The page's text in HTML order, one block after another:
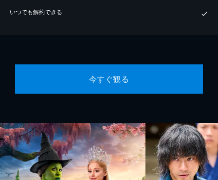
いつでも解約できる
今すぐ観る